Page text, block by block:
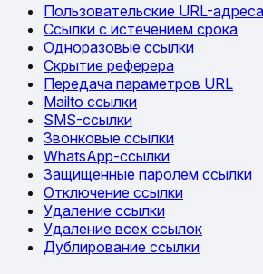
Пользовательские URL-адреса
Ссылки с истечением срока
Одноразовые ссылки
Скрытие реферера
Передача параметров URL
Mailto ссылки
SMS-ссылки
Звонковые ссылки
WhatsApp-ссылки
Защищенные паролем ссылки
Отключение ссылки
Удаление ссылки
Удаление всех ссылок
Дублирование ссылки